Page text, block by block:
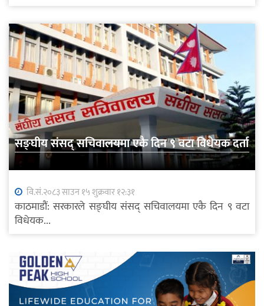
सङ्घीय संसद् सचिवालयमा एकै दिन ९ वटा विधेयक दर्ता
वि.सं.२०८३ साउन १५ शुक्रवार १२:३१
काठमाडौं: सरकारले सङ्घीय संसद् सचिवालयमा एकै दिन ९ वटा
विधेयक...